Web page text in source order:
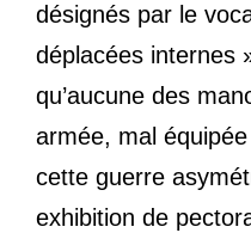
désignés par le
déplacées internes
qu’aucune des
armée, mal
cette guerre
exhibition de